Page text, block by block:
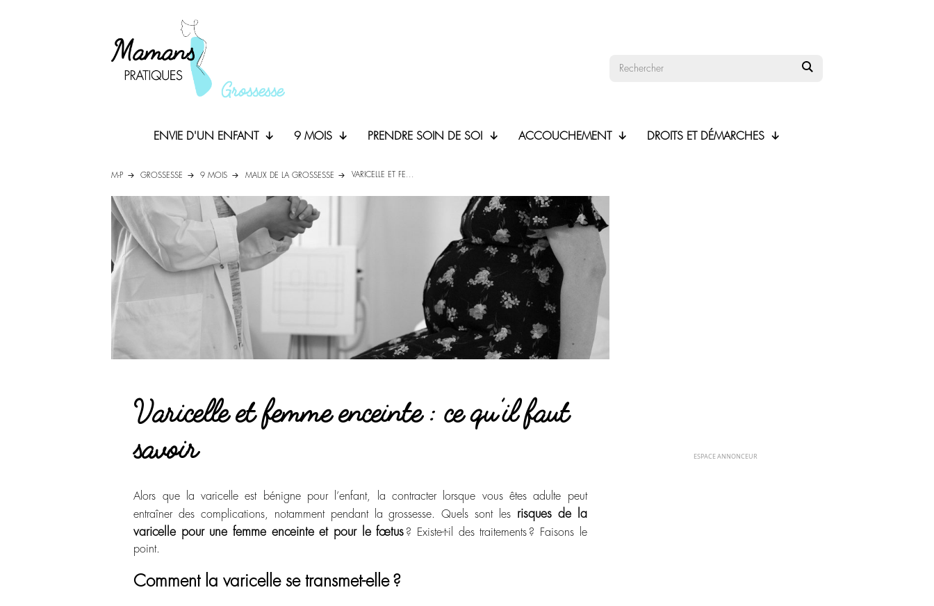
ENVIE D'UN ENFANT 9 MOIS PRENDRE SOIN DE SOI ACCOUCHEMENT DROITS ET DÉMARCHES
M-P GROSSESSE 9 MOIS MAUX DE LA GROSSESSE VARICELLE ET FE...
Varicelle et femme enceinte : ce qu’il faut
savoir
Alors que la varicelle est bénigne pour l’enfant, la contracter lorsque vous êtes adulte peut
entraîner des complications, notamment pendant la grossesse. Quels sont les risques de la
varicelle pour une femme enceinte et pour le fœtus ? Existe-t-il des traitements ? Faisons le
point.
Comment la varicelle se transmet-elle ?
ESPACE ANNONCEUR